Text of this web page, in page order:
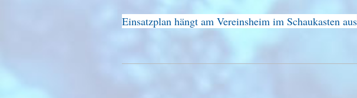
Einsatzplan hängt am Vereinsheim im Schaukasten aus